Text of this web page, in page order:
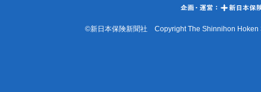
©新日本保険新聞社 Copyright The Shinnihon Hoken